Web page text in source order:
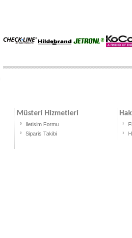
Müsteri Hizmetleri
Iletisim Formu
Siparis Takibi